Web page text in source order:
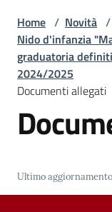
Guelfo
di
Amministrazione
Menu selezionato
Home / Novità /
Nido d'infanzia
graduatoria
2024/2025
Documenti allegati
Ultimo aggiornamento